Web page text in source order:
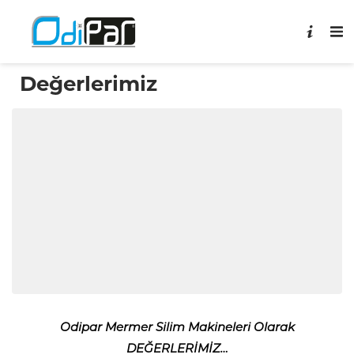
Değerlerimiz
Odipar Mermer Silim Makineleri Olarak
DEĞERLERİMİZ…